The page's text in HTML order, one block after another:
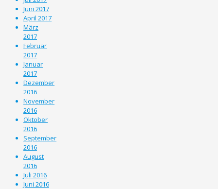
Juni 2017
April 2017
März
2017
Februar
2017
Januar
2017
Dezember
2016
November
2016
Oktober
2016
September
2016
August
2016
Juli 2016
Juni 2016